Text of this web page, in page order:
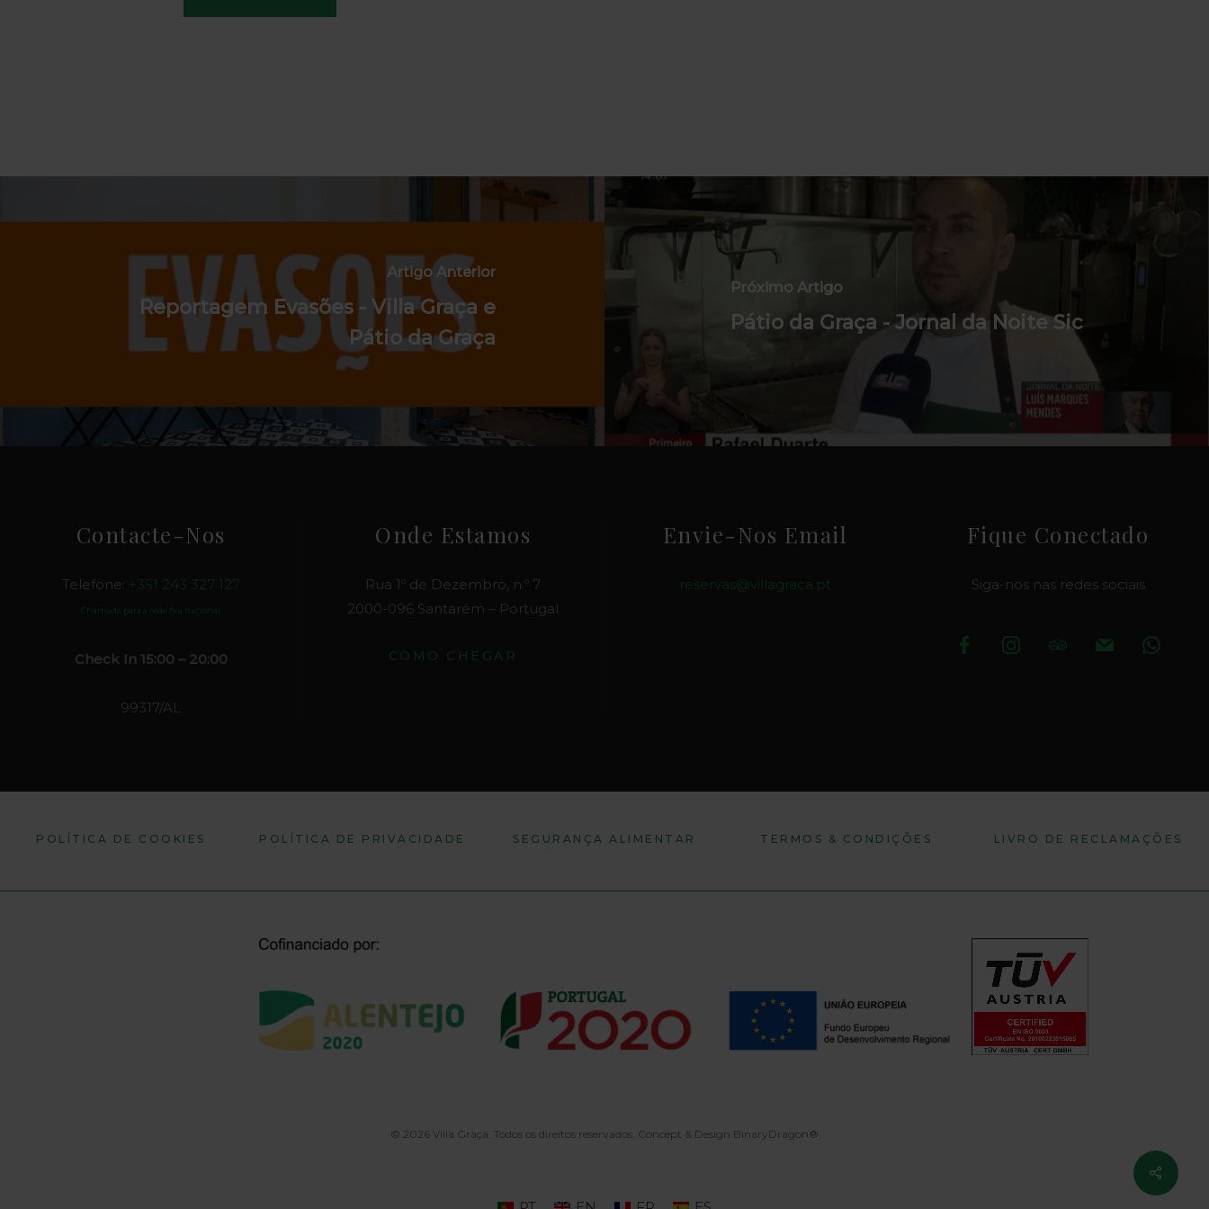
Artigo Anterior
Reportagem Evasões - Villa Graça e
Pátio da Graça
Próximo Artigo
Pátio da Graça - Jornal da Noite Sic
Contacte-Nos
Telefone: +351 243 327 127
Chamada para a rede fixa nacional
Check In 15:00 – 20:00
99317/AL
Onde Estamos
Rua 1º de Dezembro, n.º 7
2000-096 Santarém – Portugal
COMO CHEGAR
Envie-Nos Email
reservas@villagraca.pt
Fique Conectado
Siga-nos nas redes sociais
POLÍTICA DE COOKIES POLÍTICA DE PRIVACIDADE SEGURANÇA ALIMENTAR TERMOS & CONDIÇÕES LIVRO DE RECLAMAÇÕES
Share
© 2026 Villa Graça. Todos os direitos reservados, Concept & Design BinaryDragon®